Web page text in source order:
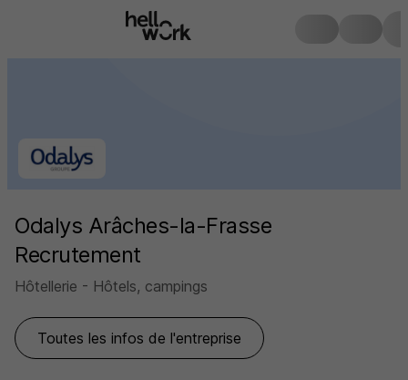
Odalys Arâches-la-Frasse
Recrutement
Hôtellerie - Hôtels, campings
Toutes les infos de l'entreprise